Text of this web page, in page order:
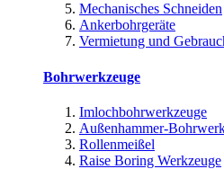
Mechanisches Schneiden
Ankerbohrgeräte
Vermietung und
Bohrwerkzeuge
Imlochbohrwerkzeuge
Außenhammer-
Rollenmeißel
Raise Boring Werkzeuge